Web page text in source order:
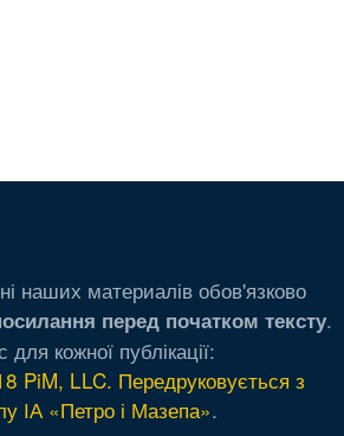
наших материалів обов'язково
перед початком тексту.
для кожної публікації:
PiM, LLC. Передруковується з
ІА «Петро і Мазепа».